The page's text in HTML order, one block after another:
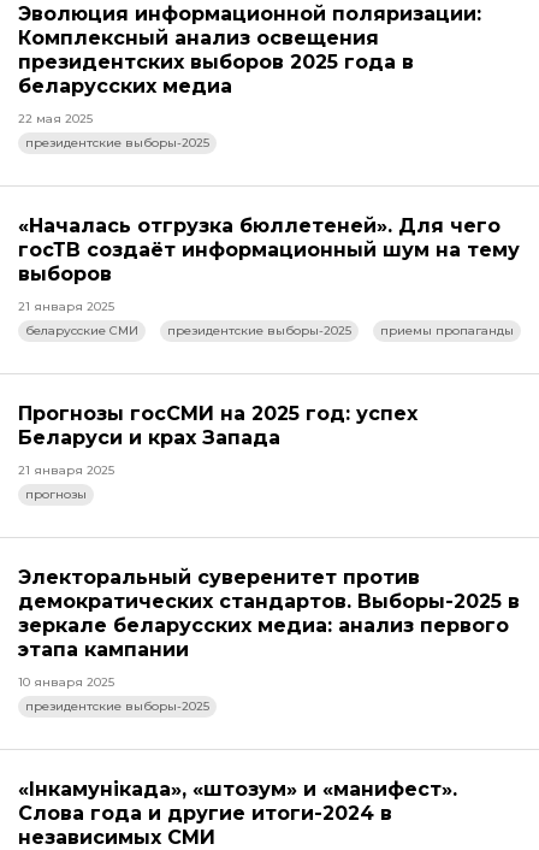
Эволюция информационной поляризации:
Комплексный анализ освещения
президентских выборов 2025 года в
беларусских медиа
22 мая 2025
президентские выборы-2025
«Началась отгрузка бюллетеней». Для чего
госТВ создаёт информационный шум на тему
выборов
21 января 2025
беларусские СМИ
президентские выборы-2025 приемы пропаганды
Прогнозы госСМИ на 2025 год: успех
Беларуси и крах Запада
21 января 2025
прогнозы
Электоральный суверенитет против
демократических стандартов. Выборы-2025 в
зеркале беларусских медиа: анализ первого
этапа кампании
10 января 2025
президентские выборы-2025
«Інкамунікада», «штозум» и «манифест».
Слова года и другие итоги-2024 в
независимых СМИ